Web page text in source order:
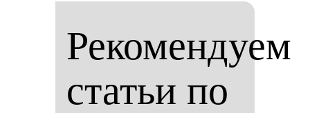
Рекомендуем
статьи по